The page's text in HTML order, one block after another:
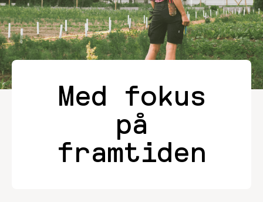
Med fokus
på
framtiden